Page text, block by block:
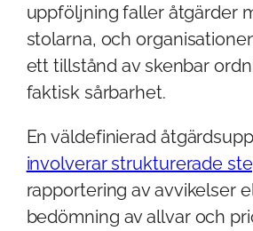
uppföljning faller åtgärder
stolarna, och
ett tillstånd av skenbar
faktisk sårbarhet.
En väldefinierad
involverar strukturerade
rapportering av avvikelser
bedömning av allvar och